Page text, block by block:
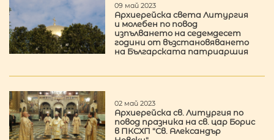
09 май 2023
Архиерейска света Литургия
и молебен по повод
изпълването на седемдесет
години от възстановяването
на Българската патриаршия
02 май 2023
Архиерейска св. Литургия по
повод празника на св. цар Борис
в ПКСХП "Св. Александър